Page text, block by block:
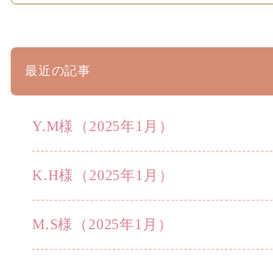
最近の記事
Y.M様（2025年1月）
K.H様（2025年1月）
M.S様（2025年1月）